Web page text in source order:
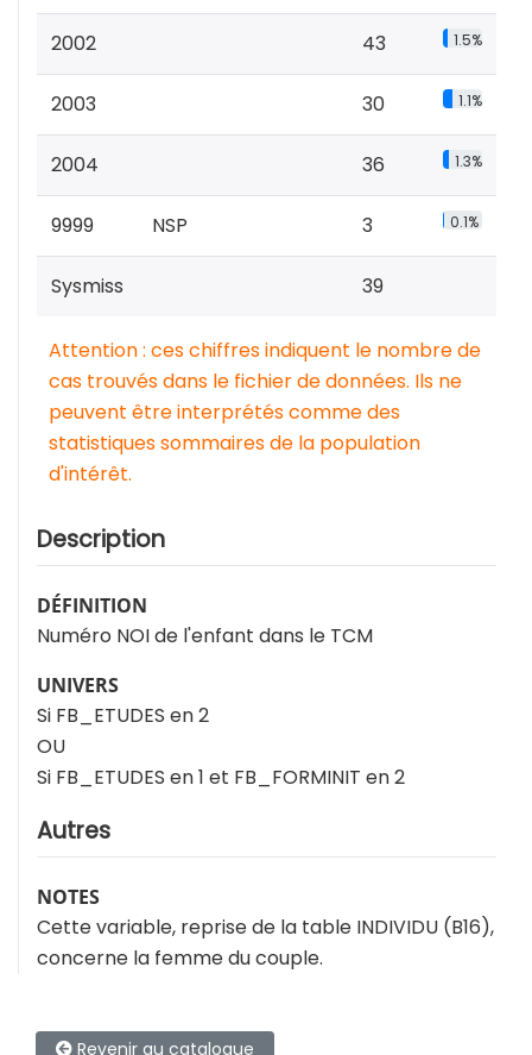
2002 43 1.5%
2003 30 1.1%
2004 36 1.3%
9999 NSP 3 0.1%
Sysmiss 39
Attention : ces chiffres indiquent le nombre de
cas trouvés dans le fichier de données. Ils ne
peuvent être interprétés comme des
statistiques sommaires de la population
d'intérêt.
Description
DÉFINITION
Numéro NOI de l'enfant dans le TCM
UNIVERS
Si FB_ETUDES en 2
OU
Si FB_ETUDES en 1 et FB_FORMINIT en 2
Autres
NOTES
Cette variable, reprise de la table INDIVIDU (B16),
concerne la femme du couple.
Revenir au catalogue